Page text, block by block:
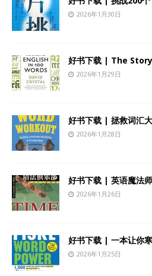
2026年1月30日
好书下载 | The
2026年1月29日
好书下载 | 拯救词汇
2026年1月28日
好书下载 | 英语魔法
2026年1月26日
好书下载 | 一本让你
2026年1月25日